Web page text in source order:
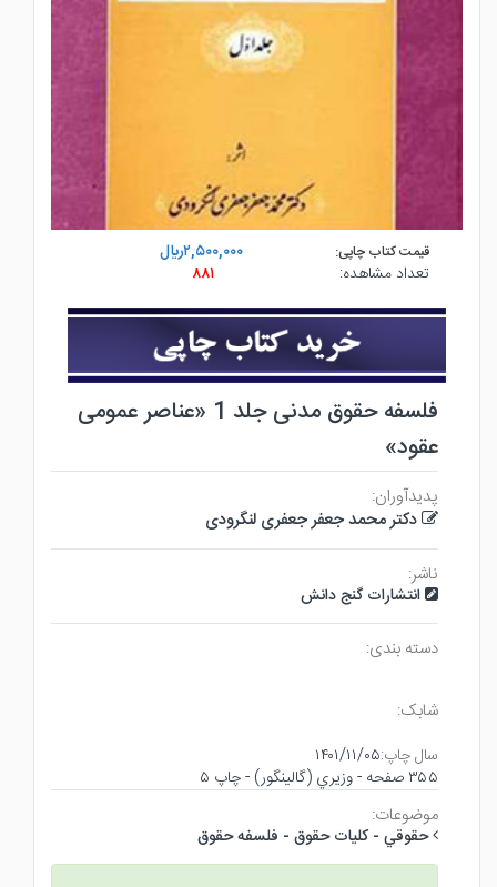
قیمت کتاب چاپی:
۲,۵۰۰,۰۰۰ريال
تعداد مشاهده:
۸۸۱
فلسفه حقوق مدنی جلد 1 «عناصر عمومی
عقود»
پدیدآوران:
دکتر محمد جعفر جعفری لنگرودی
ناشر:
انتشارات گنج دانش
دسته بندی:
شابک:
سال چاپ:۱۴۰۱/۱۱/۰۵
۳۵۵ صفحه - وزيري (گالينگور) - چاپ ۵
موضوعات:
حقوقي - كليات حقوق - فلسفه حقوق